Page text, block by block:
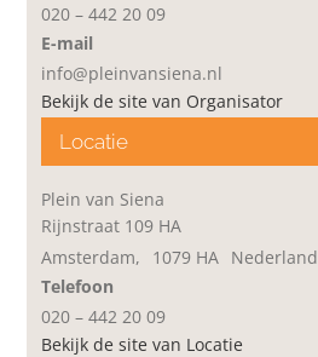
Locatie
Plein van Siena
Rijnstraat 109 HA
Amsterdam, 1079 HA Nederland
Telefoon
020 – 442 20 09
Bekijk de site van Locatie
020 – 442 20 09
E-mail
info@pleinvansiena.nl
Bekijk de site van Organisator